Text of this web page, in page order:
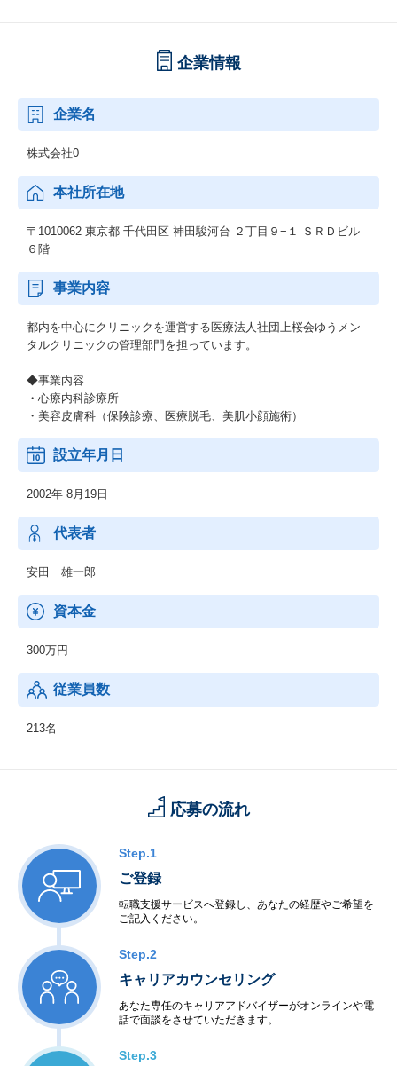
企業情報
企業名
株式会社0
本社所在地
〒1010062 東京都 千代田区 神田駿河台 ２丁目９−１ ＳＲＤビル
６階
事業内容
都内を中心にクリニックを運営する医療法人社団上桜会ゆうメン
タルクリニックの管理部門を担っています。
◆事業内容
・心療内科診療所
・美容皮膚科（保険診療、医療脱毛、美肌小顔施術）
設立年月日
2002年 8月19日
代表者
安田 雄一郎
資本金
300万円
従業員数
213名
応募の流れ
Step.1
ご登録
転職支援サービスへ登録し、あなたの経歴やご希望を
ご記入ください。
Step.2
キャリアカウンセリング
あなた専任のキャリアアドバイザーがオンラインや電
話で面談をさせていただきます。
Step.3